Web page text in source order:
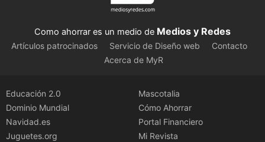
Como ahorrar es un medio de Medios y Redes
Artículos patrocinados Servicio de Diseño web
Contacto
Acerca de MyR
Educación 2.0
Dominio Mundial
Navidad.es
Juguetes.org
Mascotalia
Cómo Ahorrar
Portal Financiero
Mi Revista